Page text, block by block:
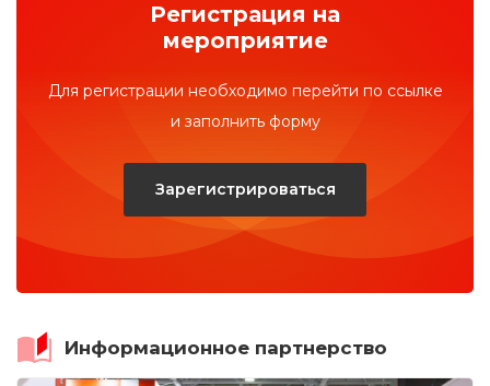
Регистрация на
мероприятие
Для регистрации необходимо перейти по ссылке
и заполнить форму
Зарегистрироваться
Информационное партнерство